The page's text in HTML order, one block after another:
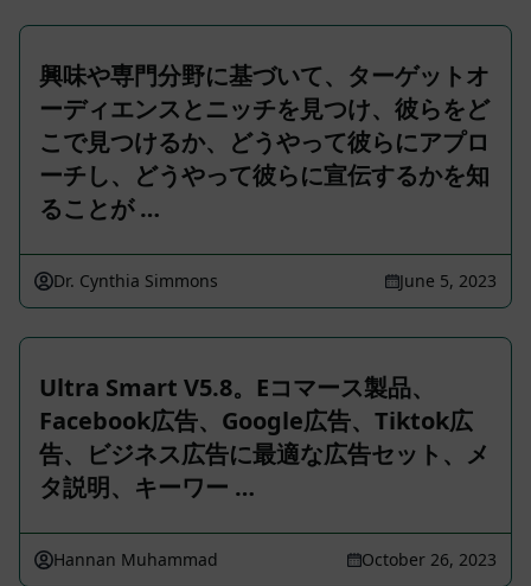
興味や専門分野に基づいて、ターゲットオ
ーディエンスとニッチを見つけ、彼らをど
こで見つけるか、どうやって彼らにアプロ
ーチし、どうやって彼らに宣伝するかを知
ることが …
Dr. Cynthia Simmons June 5, 2023
Ultra Smart V5.8。Eコマース製品、
Facebook広告、Google広告、Tiktok広
告、ビジネス広告に最適な広告セット、メ
タ説明、キーワー …
Hannan Muhammad October 26, 2023